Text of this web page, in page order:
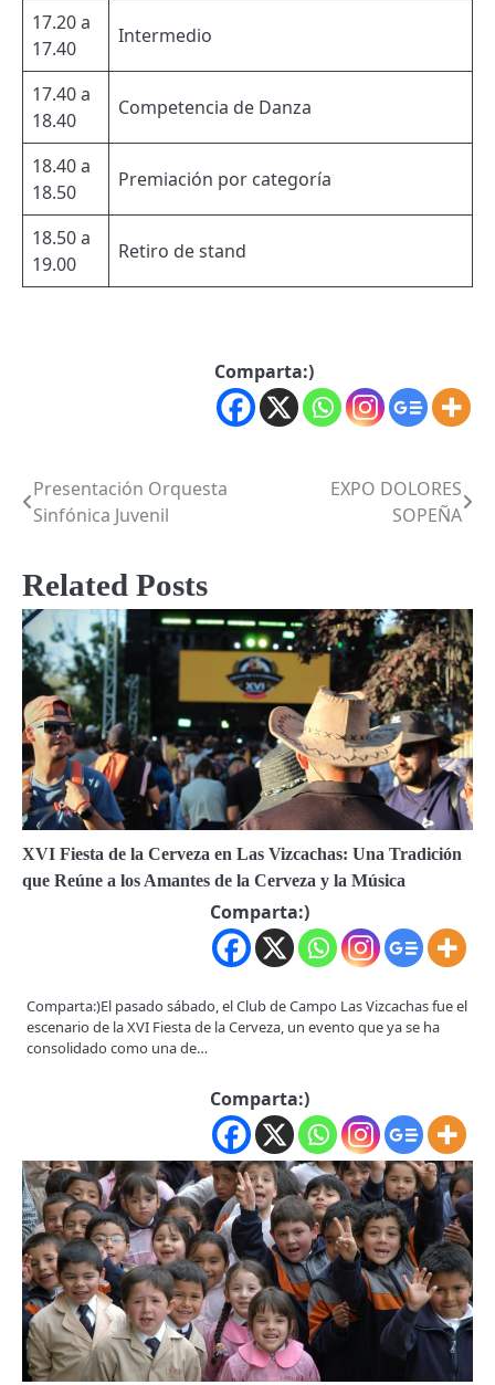
17.20 a
17.40
Intermedio
17.40 a
18.40
Competencia de Danza
18.40 a
18.50
Premiación por categoría
18.50 a
19.00
Retiro de stand
Comparta:)
Post
navigation
Presentación Orquesta
Sinfónica Juvenil
EXPO DOLORES
SOPEÑA
Related Posts
XVI Fiesta de la Cerveza en Las Vizcachas: Una Tradición
que Reúne a los Amantes de la Cerveza y la Música
Comparta:)
Comparta:)El pasado sábado, el Club de Campo Las Vizcachas fue el
escenario de la XVI Fiesta de la Cerveza, un evento que ya se ha
consolidado como una de…
Comparta:)